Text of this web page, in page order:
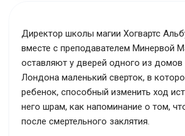
Директор школы магии Хогвартс
вместе с преподавателем Минервой
оставляют у дверей одного из домов
Лондона маленький сверток, в
ребенок, способный изменить ход
него шрам, как напоминание о том,
после смертельного заклятия.